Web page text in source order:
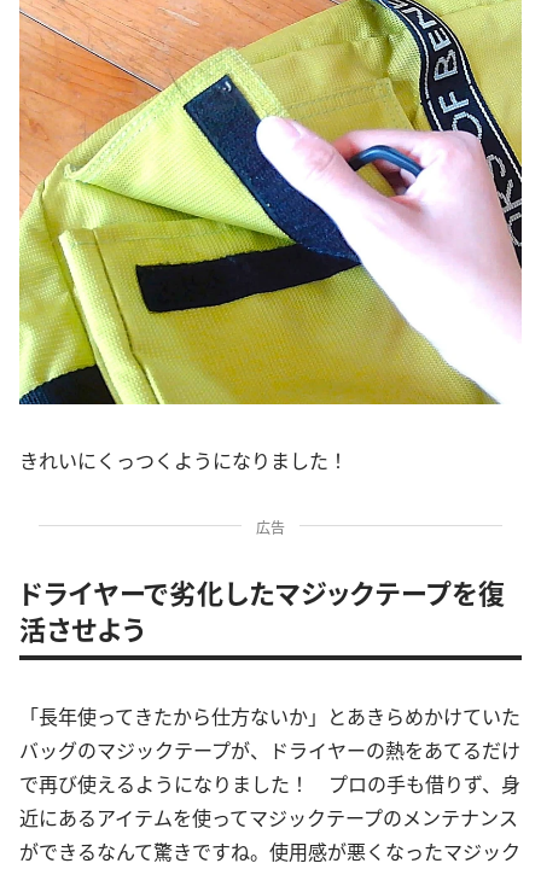
きれいにくっつくようになりました！
広告
ドライヤーで劣化したマジックテープを復
活させよう
「長年使ってきたから仕方ないか」とあきらめかけていた
バッグのマジックテープが、ドライヤーの熱をあてるだけ
で再び使えるようになりました！ プロの手も借りず、身
近にあるアイテムを使ってマジックテープのメンテナンス
ができるなんて驚きですね。使用感が悪くなったマジック